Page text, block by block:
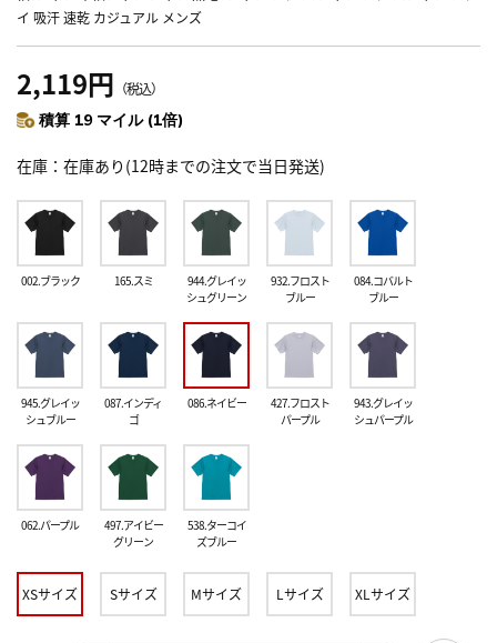
イ 吸汗 速乾 カジュアル メンズ
2,119円 （税込）
積算 19 マイル (1倍)
在庫 在庫あり(12時までの注文で当日発送)
002.ブラック 165.スミ
944.グレイッ
シュグリーン
932.フロスト
ブルー
084.コバルト
ブルー
945.グレイッ
シュブルー
087.インディ
ゴ
086.ネイビー
427.フロスト
パープル
943.グレイッ
シュパープル
062.パープル
497.アイビー
グリーン
538.ターコイ
ズブルー
XSサイズ Sサイズ Mサイズ Lサイズ XLサイズ